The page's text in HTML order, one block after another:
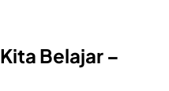
Belajar –